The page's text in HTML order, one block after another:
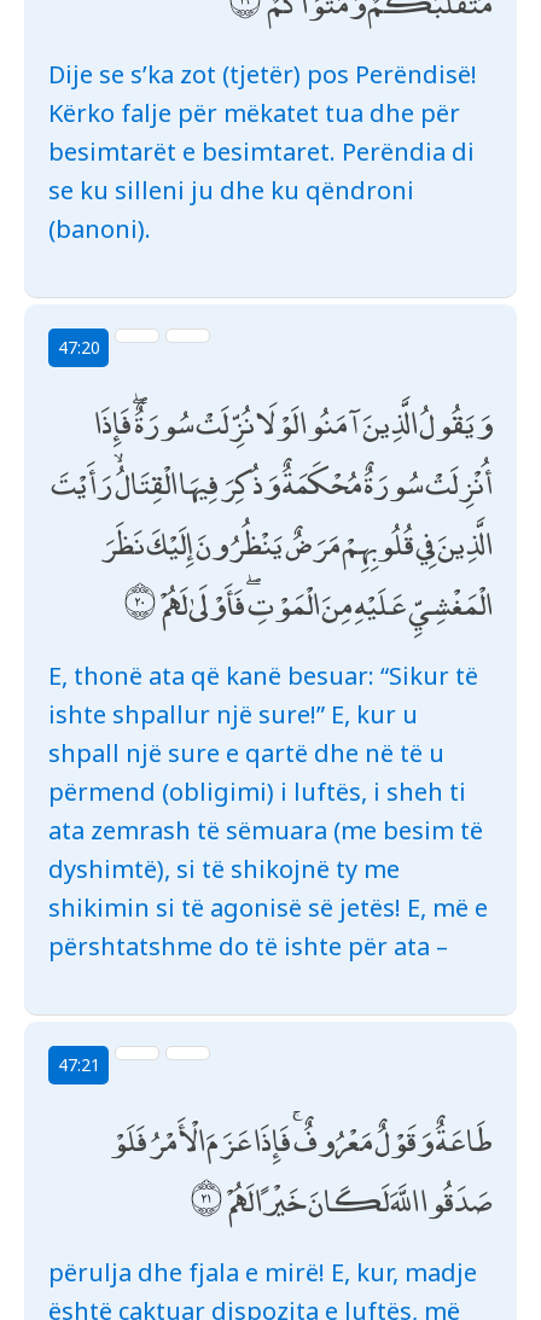
Dije se s’ka zot (tjetër) pos Perëndisë!
Kërko falje për mëkatet tua dhe për
besimtarët e besimtaret. Perëndia di
se ku silleni ju dhe ku qëndroni
(banoni).
47:20
وَيَقُولُ الَّذِينَ آمَنُوا لَوْلَا نُزِّلَتْ سُورَةٌ ۖ فَإِذَا
أُنْزِلَتْ سُورَةٌ مُحْكَمَةٌ وَذُكِرَ فِيهَا الْقِتَالُ ۙ رَأَيْتَ
الَّذِينَ فِي قُلُوبِهِمْ مَرَضٌ يَنْظُرُونَ إِلَيْكَ نَظَرَ
الْمَغْشِيِّ عَلَيْهِ مِنَ الْمَوْتِ ۖ فَأَوْلَىٰ لَهُمْ
E, thonë ata që kanë besuar: “Sikur të
ishte shpallur një sure!” E, kur u
shpall një sure e qartë dhe në të u
përmend (obligimi) i luftës, i sheh ti
ata zemrash të sëmuara (me besim të
dyshimtë), si të shikojnë ty me
shikimin si të agonisë së jetës! E, më e
përshtatshme do të ishte për ata –
47:21
طَاعَةٌ وَقَوْلٌ مَعْرُوفٌ ۚ فَإِذَا عَزَمَ الْأَمْرُ فَلَوْ
صَدَقُوا اللَّهَ لَكَانَ خَيْرًا لَهُمْ
përulja dhe fjala e mirë! E, kur, madje
është caktuar dispozita e luftës, më